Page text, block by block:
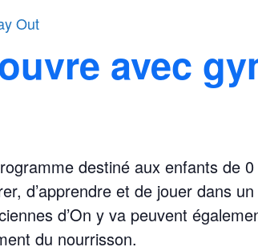
Out
avec
destiné aux enfants de
d’apprendre et de jouer dans
d’On y va peuvent
du nourrisson.